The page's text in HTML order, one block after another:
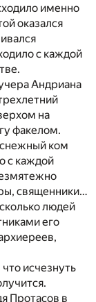
именно
оказался
с каждой
Андриана
на
факелом.
снежный ком
с каждой
священники…
людей
его
исчезнуть
Протасов в